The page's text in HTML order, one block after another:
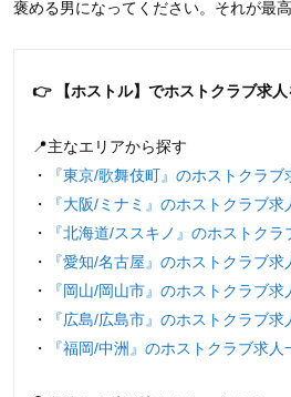
褒める男になってください。それが最高
👉 【ホストル】でホストクラブ求人
📍主なエリアから探す
・
『東京/歌舞伎町』のホストクラブ
・
『大阪/ミナミ』のホストクラブ求
・
『北海道/ススキノ』のホストクラ
・
『愛知/名古屋』のホストクラブ求
・
『岡山/岡山市』のホストクラブ求
・
『広島/広島市』のホストクラブ求
・
『福岡/中洲』のホストクラブ求人